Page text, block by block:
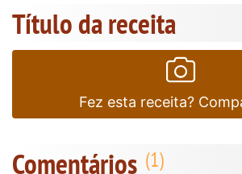
Título da receita
Fez esta receita?
Comentários